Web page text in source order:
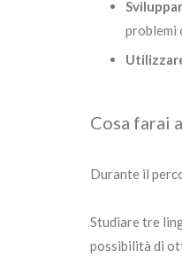
problemi
Cosa farai
Durante il
Studiare tre
possibilità di